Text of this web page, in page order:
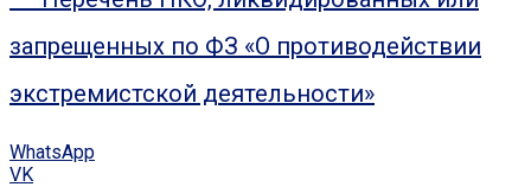
запрещенных по ФЗ «О противодействии
экстремистской деятельности»
WhatsApp
VK